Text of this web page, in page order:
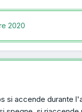
2020
si accende durante